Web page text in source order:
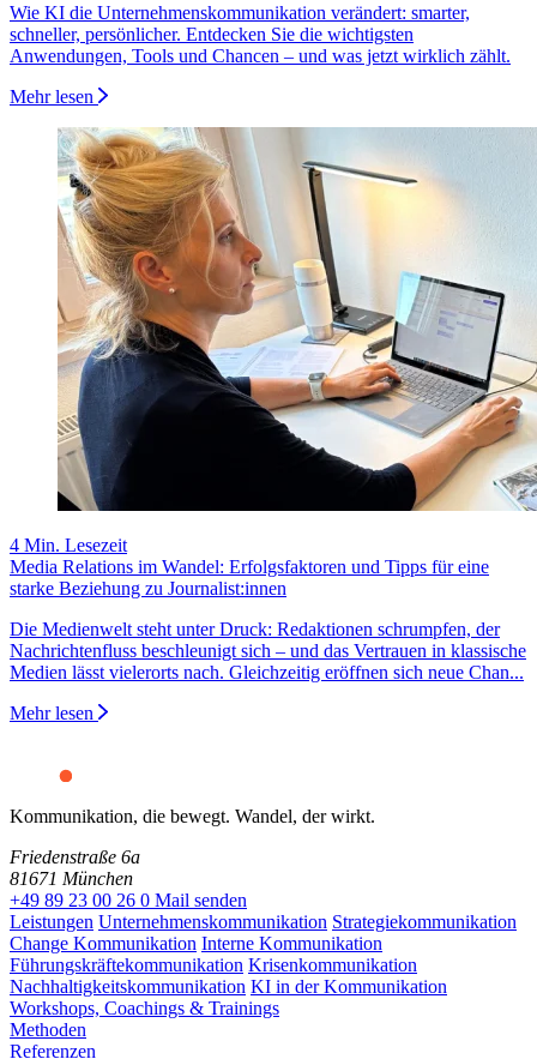
Wie KI die Unternehmenskommunikation verändert: smarter,
schneller, persönlicher. Entdecken Sie die wichtigsten
Anwendungen, Tools und Chancen – und was jetzt wirklich zählt.
Mehr lesen
4 Min. Lesezeit
Media Relations im Wandel: Erfolgsfaktoren und Tipps für eine
starke Beziehung zu Journalist:innen
Die Medienwelt steht unter Druck: Redaktionen schrumpfen, der
Nachrichtenfluss beschleunigt sich – und das Vertrauen in klassische
Medien lässt vielerorts nach. Gleichzeitig eröffnen sich neue Chan...
Mehr lesen
Kommunikation, die bewegt. Wandel, der wirkt.
Friedenstraße 6a
81671 München
+49 89 23 00 26 0 Mail senden
Leistungen Unternehmenskommunikation Strategiekommunikation
Change Kommunikation Interne Kommunikation
Führungskräftekommunikation Krisenkommunikation
Nachhaltigkeitskommunikation KI in der Kommunikation
Workshops, Coachings & Trainings
Methoden
Referenzen